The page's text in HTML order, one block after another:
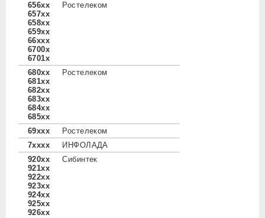
656xx
657xx
658xx
659xx
66xxx
6700x
6701x
Ростелеком
680xx
681xx
682xx
683xx
684xx
685xx
Ростелеком
69xxx
Ростелеком
7xxxx
ИНФОЛАДА
920xx
921xx
922xx
923xx
924xx
925xx
926xx
Сибинтек